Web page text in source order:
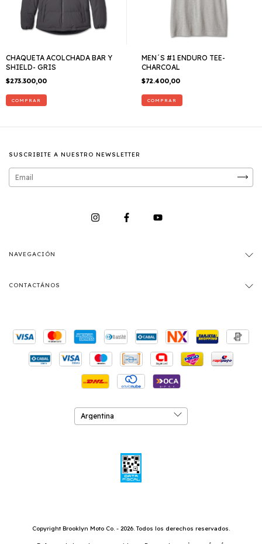
CHAQUETA ACOLCHADA BAR Y
SHIELD- GRIS
$273.300,00
COMPRAR
MEN´S #1 ENDURO TEE-
CHARCOAL
$72.400,00
COMPRAR
SUSCRIBITE A NUESTRO NEWSLETTER
NAVEGACIÓN
CONTACTÁNOS
Copyright Brooklyn Moto Co. - 2026. Todos los derechos reservados.